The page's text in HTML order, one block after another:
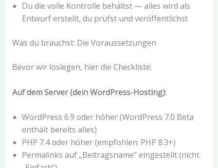
Du die volle Kontrolle behältst — alles wird als
Entwurf erstellt, du prüfst und veröffentlichst
Was du brauchst: Die Voraussetzungen
Bevor wir loslegen, hier die Checkliste:
Auf dem Server (dein WordPress-Hosting):
WordPress 6.9 oder höher (WordPress 7.0 Beta
enthält bereits alles)
PHP 7.4 oder höher (empfohlen: PHP 8.3+)
Permalinks auf „Beitragsname“ eingestellt (nicht